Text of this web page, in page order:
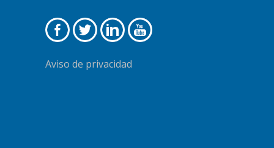
Aviso de privacidad